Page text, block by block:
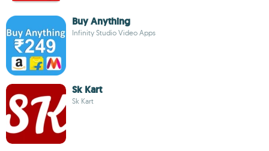
Buy Anything
Infinity Studio Video Apps
Sk Kart
Sk Kart